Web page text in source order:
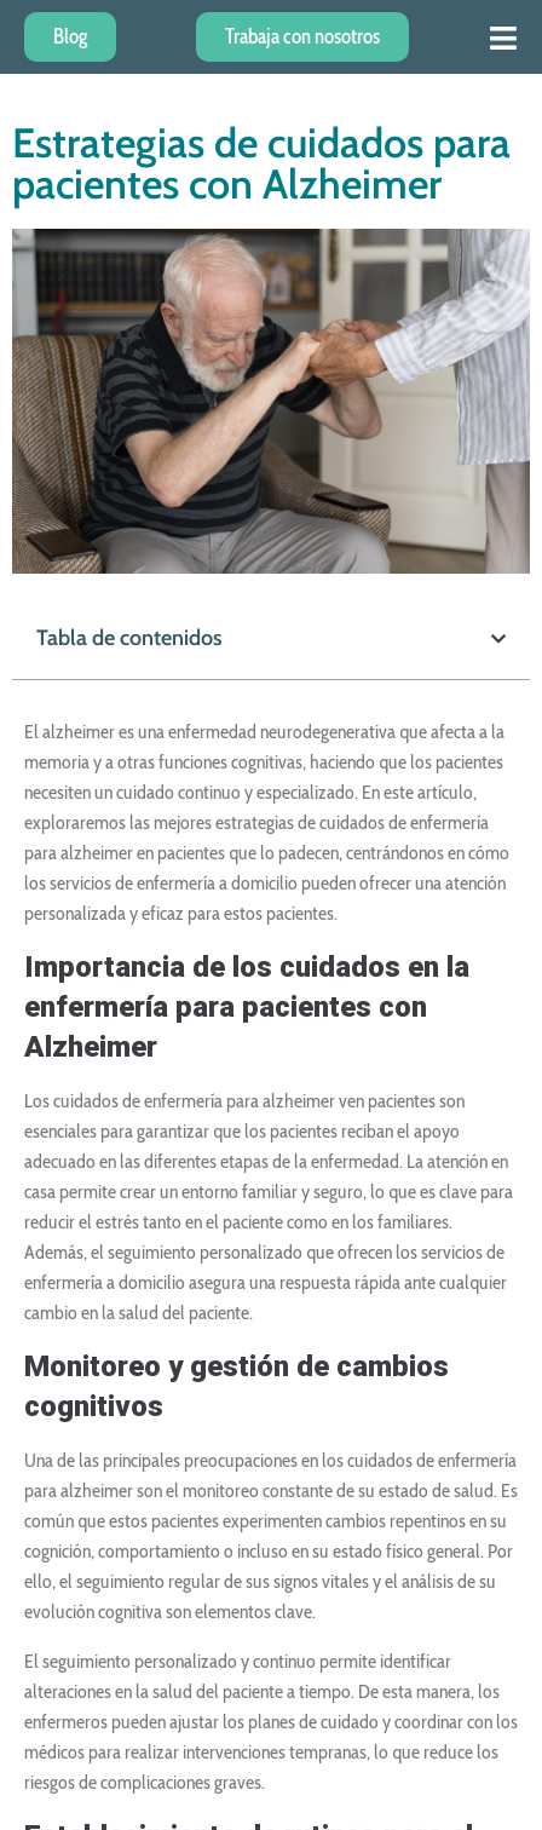
Blog Trabaja con nosotros
Estrategias de cuidados para
pacientes con Alzheimer
Tabla de contenidos
El alzheimer es una enfermedad neurodegenerativa que afecta a la
memoria y a otras funciones cognitivas, haciendo que los pacientes
necesiten un cuidado continuo y especializado. En este artículo,
exploraremos las mejores estrategias de cuidados de enfermería
para alzheimer en pacientes que lo padecen, centrándonos en cómo
los servicios de enfermería a domicilio pueden ofrecer una atención
personalizada y eficaz para estos pacientes.
Importancia de los cuidados en la
enfermería para pacientes con
Alzheimer
Los cuidados de enfermería para alzheimer ven pacientes son
esenciales para garantizar que los pacientes reciban el apoyo
adecuado en las diferentes etapas de la enfermedad. La atención en
casa permite crear un entorno familiar y seguro, lo que es clave para
reducir el estrés tanto en el paciente como en los familiares.
Además, el seguimiento personalizado que ofrecen los servicios de
enfermería a domicilio asegura una respuesta rápida ante cualquier
cambio en la salud del paciente.
Monitoreo y gestión de cambios
cognitivos
Una de las principales preocupaciones en los cuidados de enfermería
para alzheimer son el monitoreo constante de su estado de salud. Es
común que estos pacientes experimenten cambios repentinos en su
cognición, comportamiento o incluso en su estado físico general. Por
ello, el seguimiento regular de sus signos vitales y el análisis de su
evolución cognitiva son elementos clave.
El seguimiento personalizado y continuo permite identificar
alteraciones en la salud del paciente a tiempo. De esta manera, los
enfermeros pueden ajustar los planes de cuidado y coordinar con los
médicos para realizar intervenciones tempranas, lo que reduce los
riesgos de complicaciones graves.